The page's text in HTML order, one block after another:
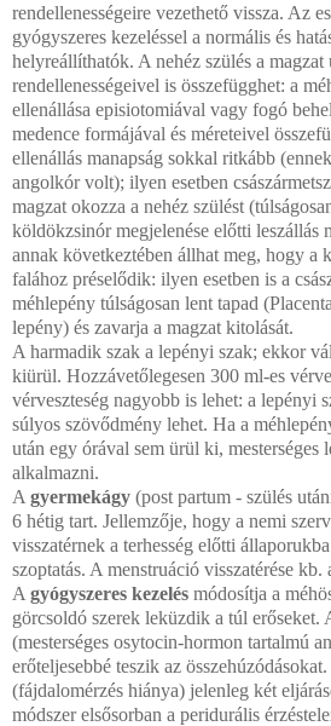
rendellenességeire vezethető vissza. Az
gyógyszeres kezeléssel a normális és
helyreállíthatók. A nehéz szülés a
rendellenességeivel is összefügghet: a
ellenállása episiotomiával vagy fogó
medence formájával és méreteivel
ellenállás manapság sokkal ritkább
angolkór volt); ilyen esetben
magzat okozza a nehéz szülést
köldökzsinór megjelenése előtti leszállás
annak következtében állhat meg, hogy a
falához préselődik: ilyen esetben is a
méhlepény túlságosan lent tapad
lepény) és zavarja a magzat kitolását.
A harmadik szak a lepényi szak; ekkor
kiürül. Hozzávetőlegesen 300 ml-es
vérveszteség nagyobb is lehet: a lepényi
súlyos szövődmény lehet. Ha a
után egy órával sem ürül ki, mesterséges
alkalmazni.
A gyermekágy (post partum - szülés
6 hétig tart. Jellemzője, hogy a nemi
visszatérnek a terhesség előtti
szoptatás. A menstruáció visszatérése kb.
A gyógyszeres kezelés módosítja a
görcsoldó szerek leküzdik a túl
(mesterséges osytocin-hormon tartalmú
erőteljesebbé teszik az
(fájdalomérzés hiánya) jelenleg két
módszer elsősorban a peridurális